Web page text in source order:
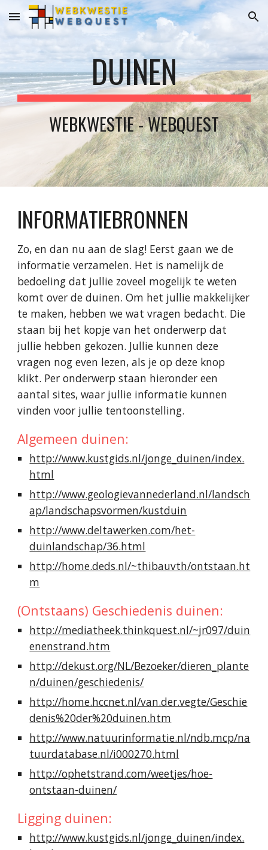
Skip to main content Skip to navigation
DUINEN
WEBKWESTIE - WEBQUEST
INFORMATIEBRONNEN
Zo, en dan nu aan de slag! Eerst gaan we de
informatie verzamelen. Het is namelijk de
bedoeling dat jullie zoveel mogelijk te weten
komt over de duinen. Om het jullie makkelijker
te maken, hebben we wat vragen bedacht. Die
staan bij het kopje van het onderwerp dat
jullie hebben gekozen. Jullie kunnen deze
vragen nog even lezen, als je op deze knop
klikt. Per onderwerp staan hieronder een
aantal sites, waar jullie informatie kunnen
vinden voor jullie tentoonstelling.
Algemeen duinen:
http://www.kustgids.nl/jonge_duinen/index.
html
http://www.geologievannederland.nl/landsch
ap/landschapsvormen/kustduin
http://www.deltawerken.com/het-
duinlandschap/36.html
http://home.deds.nl/~thibauvth/ontstaan.ht
m
(Ontstaans) Geschiedenis duinen:
http://mediatheek.thinkquest.nl/~jr097/duin
enenstrand.htm
http://dekust.org/NL/Bezoeker/dieren_plante
n/duinen/geschiedenis/
http://home.hccnet.nl/van.der.vegte/Geschie
denis%20der%20duinen.htm
http://www.natuurinformatie.nl/ndb.mcp/na
tuurdatabase.nl/i000270.html
http://ophetstrand.com/weetjes/hoe-
ontstaan-duinen/
Ligging duinen:
http://www.kustgids.nl/jonge_duinen/index.